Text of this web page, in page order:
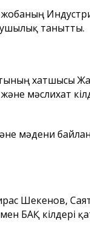
танытты.
хатшысы
мәслихат
мәдени
Шекенов,
БАҚ өкілдері